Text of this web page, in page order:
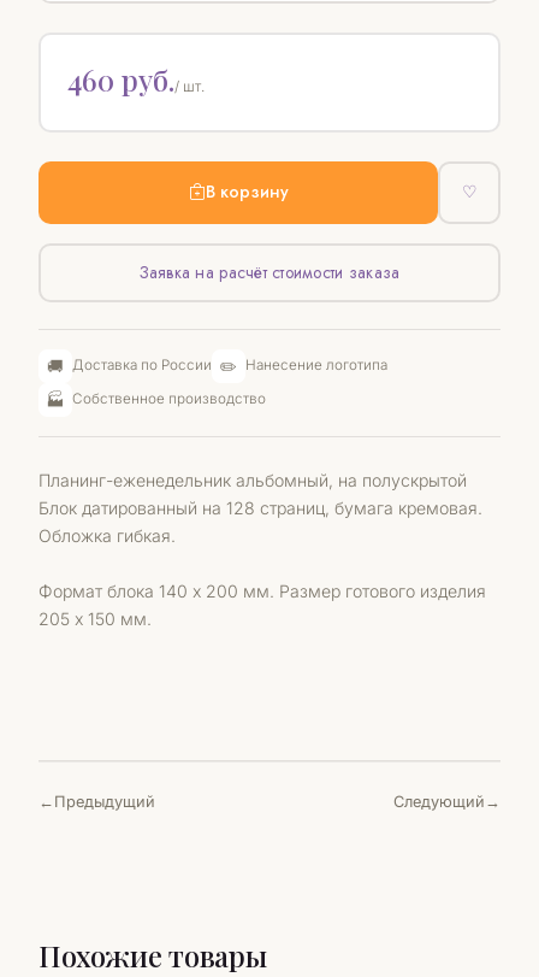
460 руб./ шт.
В корзину ♡
Заявка на расчёт стоимости заказа
🚚 Доставка по России ✏️ Нанесение логотипа
🏭 Собственное производство
Планинг-еженедельник альбомный, на полускрытой
Блок датированный на 128 страниц, бумага кремовая.
Обложка гибкая.
Формат блока 140 х 200 мм. Размер готового изделия
205 х 150 мм.
Предыдущий Следующий
Похожие товары